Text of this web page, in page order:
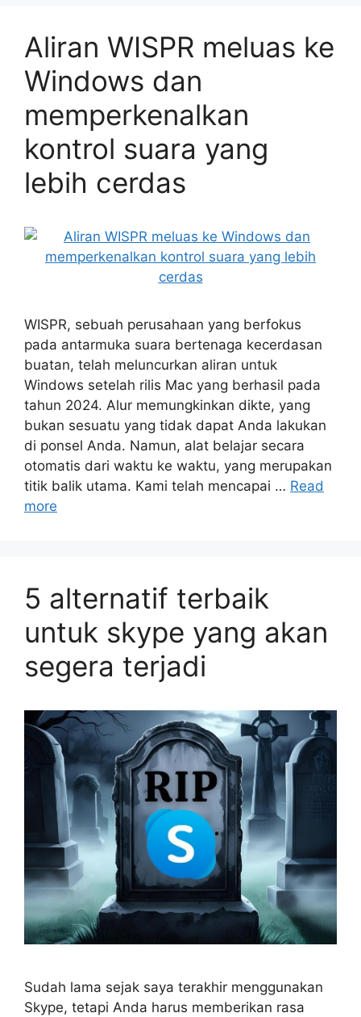
Aliran WISPR meluas ke
Windows dan
memperkenalkan
kontrol suara yang
lebih cerdas
WISPR, sebuah perusahaan yang berfokus
pada antarmuka suara bertenaga kecerdasan
buatan, telah meluncurkan aliran untuk
Windows setelah rilis Mac yang berhasil pada
tahun 2024. Alur memungkinkan dikte, yang
bukan sesuatu yang tidak dapat Anda lakukan
di ponsel Anda. Namun, alat belajar secara
otomatis dari waktu ke waktu, yang merupakan
titik balik utama. Kami telah mencapai … Read
more
5 alternatif terbaik
untuk skype yang akan
segera terjadi
Sudah lama sejak saya terakhir menggunakan
Skype, tetapi Anda harus memberikan rasa